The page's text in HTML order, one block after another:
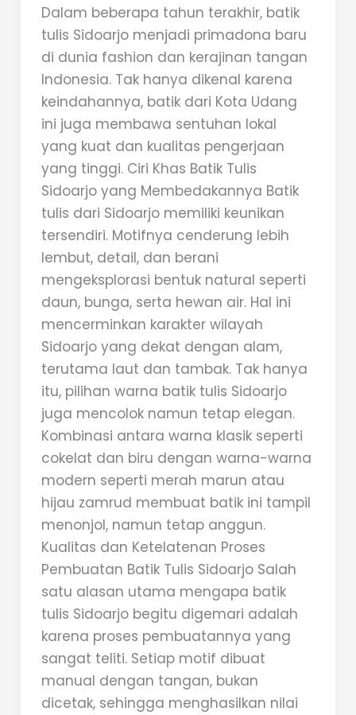
Dalam beberapa tahun terakhir, batik
tulis Sidoarjo menjadi primadona baru
di dunia fashion dan kerajinan tangan
Indonesia. Tak hanya dikenal karena
keindahannya, batik dari Kota Udang
ini juga membawa sentuhan lokal
yang kuat dan kualitas pengerjaan
yang tinggi. Ciri Khas Batik Tulis
Sidoarjo yang Membedakannya Batik
tulis dari Sidoarjo memiliki keunikan
tersendiri. Motifnya cenderung lebih
lembut, detail, dan berani
mengeksplorasi bentuk natural seperti
daun, bunga, serta hewan air. Hal ini
mencerminkan karakter wilayah
Sidoarjo yang dekat dengan alam,
terutama laut dan tambak. Tak hanya
itu, pilihan warna batik tulis Sidoarjo
juga mencolok namun tetap elegan.
Kombinasi antara warna klasik seperti
cokelat dan biru dengan warna-warna
modern seperti merah marun atau
hijau zamrud membuat batik ini tampil
menonjol, namun tetap anggun.
Kualitas dan Ketelatenan Proses
Pembuatan Batik Tulis Sidoarjo Salah
satu alasan utama mengapa batik
tulis Sidoarjo begitu digemari adalah
karena proses pembuatannya yang
sangat teliti. Setiap motif dibuat
manual dengan tangan, bukan
dicetak, sehingga menghasilkan nilai